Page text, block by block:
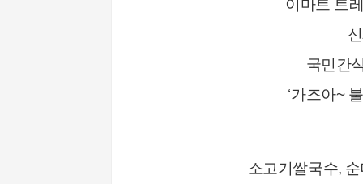
이마트 트
국민간
‘가즈아~
소고기쌀국수,